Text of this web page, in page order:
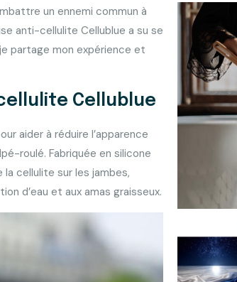
un ennemi commun à
anti-cellulite Cellublue a su se
partage mon expérience et
Cellublue
aider à réduire l’apparence
roulé. Fabriquée en silicone
cellulite sur les jambes,
d’eau et aux amas graisseux.